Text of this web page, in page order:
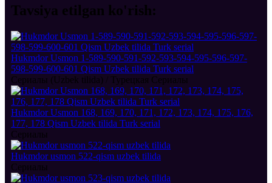
Tavsiya etilgan ko'rish:
Hukmdor Usmon 1-589-590-591-592-593-594-595-596-597-
598-599-600-601 Qism Uzbek tilida Turk serial
Сериалы (Uzbek tilida) / Турецкая Сериалы
Hukmdor Usmon 168, 169, 170, 171, 172, 173, 174, 175, 176,
177, 178 Qism Uzbek tilida Turk serial
Сериалы
Hukmdor usmon 522-qism uzbek tilida
Сериалы